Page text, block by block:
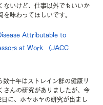
ないけど、仕事以外でもいいか
を味わってほしいです。
Attributable to
at Work （JACC
数十年はストレイン群の健康リ
さんの研究がありましたが、今
に、ホヤホヤの研究が出まし